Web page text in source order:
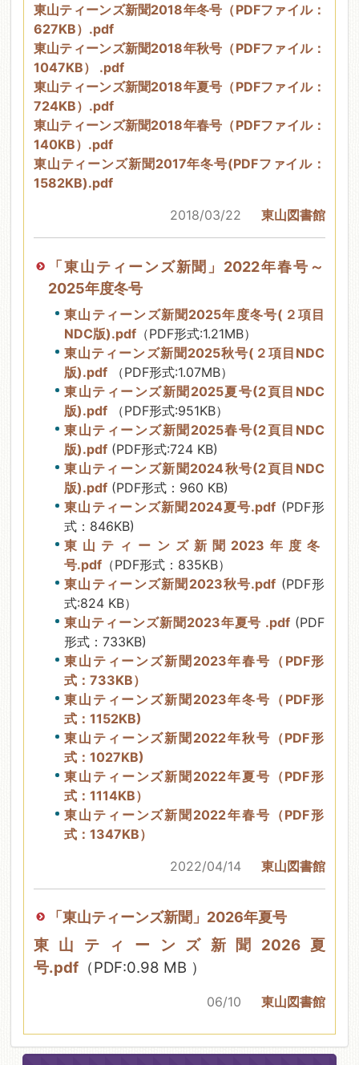
東山ティーンズ新聞2018年冬号（PDFファイル：
627KB）.pdf
東山ティーンズ新聞2018年秋号（PDFファイル：
1047KB） .pdf
東山ティーンズ新聞2018年夏号（PDFファイル：
724KB）.pdf
東山ティーンズ新聞2018年春号（PDFファイル：
140KB）.pdf
東山ティーンズ新聞2017年冬号(PDFファイル：
1582KB).pdf
2018/03/22
東山図書館
「東山ティーンズ新聞」2022年春号～
2025年度冬号
東山ティーンズ新聞2025年度冬号(２項目
NDC版).pdf （PDF形式:1.21MB）
東山ティーンズ新聞2025秋号(２項目NDC
版).pdf （PDF形式:1.07MB）
東山ティーンズ新聞2025夏号(2頁目NDC
版).pdf （PDF形式:951KB）
東山ティーンズ新聞2025春号(2頁目NDC
版).pdf (PDF形式:724 KB)
東山ティーンズ新聞2024秋号(2頁目NDC
版).pdf (PDF形式：960 KB)
東山ティーンズ新聞2024夏号.pdf (PDF形
式：846KB)
東山ティーンズ新聞2023年度冬
号.pdf （PDF形式：835KB）
東山ティーンズ新聞2023秋号.pdf (PDF形
式:824 KB）
東山ティーンズ新聞2023年夏号 .pdf (PDF
形式：733KB)
東山ティーンズ新聞2023年春号（PDF形
式：733KB）
東山ティーンズ新聞2023年冬号（PDF形
式：1152KB)
東山ティーンズ新聞2022年秋号（PDF形
式：1027KB)
東山ティーンズ新聞2022年夏号（PDF形
式：1114KB）
東山ティーンズ新聞2022年春号（PDF形
式：1347KB）
2022/04/14
東山図書館
「東山ティーンズ新聞」2026年夏号
東山ティーンズ新聞2026夏
号.pdf（PDF:0.98 MB ）
06/10 東山図書館